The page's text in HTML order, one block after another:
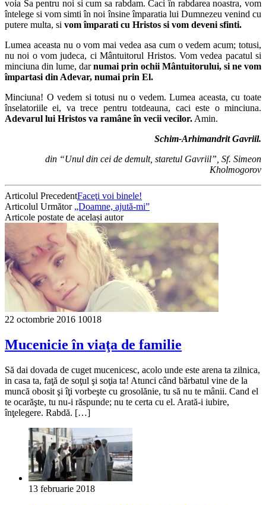
voia Sa pentru noi si cum sa rabdam. Caci în rabdarea noastra, vom
întelege si vom simti în noi însine împaratia lui Dumnezeu venind cu
putere multa, si vom împarati cu Hristos si vom deveni sfinti.
Lumea aceasta nu o vom mai vedea asa cum o vedem acum; totusi,
nu noi o vom judeca, ci Mântuitorul Hristos. Vom vedea pacatul si
minciuna din lume, darnumai prin ochii Mântuitorului, si ne vom
împartasi din Adevar, numai prin El.
Minciuna! O vedem si totusi nu o vedem. Lumea aceasta, cu toate
înselatoriile ei, va trece pentru totdeauna, caci este o minciuna.
Adevarul lui Hristos va ramâne în vecii vecilor. Amin.
Schim-Arhimandrit Gavriil.
din “Unul din cei de demult, staretul Gavriil”, Sf. Simeon
Kholmogorov
Articolul PrecedentFaceţi voi binele!
Articolul Următor „Doamne, ajută-mi”
Articole postate de același autor
22 octombrie 2016 10018
Mucenicie în viaţa de familie
Să dai dovada de cuget mucenicesc, acolo unde este arena ta zilnica,
in casa ta, faţă de soţul şi soţia ta! Atunci când bărbatul vine de la
muncă obosit şi îţi vorbeşte cu grosolănie, tu să nu te mânii. Cand el
te ocarăşte, tu nu-i răspunde; nu te certa cu el. Arată-i iubire,
înţelegere. Rabdă. […]
13 februarie 2018